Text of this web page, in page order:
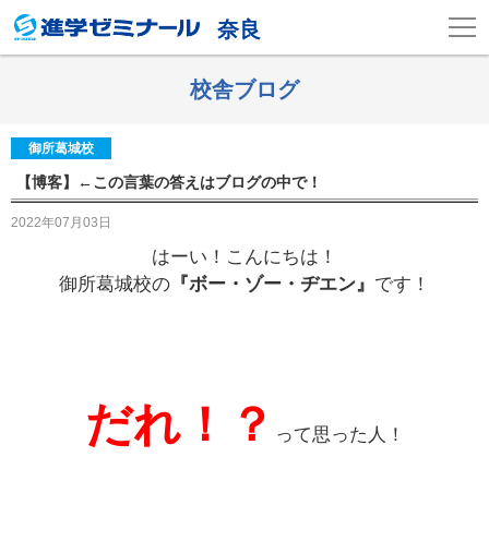
奈良
校舎ブログ
御所葛城校
【博客】←この言葉の答えはブログの中で！
2022年07月03日
はーい！こんにちは！
御所葛城校の 『ボー・ゾー・ヂエン』 です！
だれ！？ って思った人！